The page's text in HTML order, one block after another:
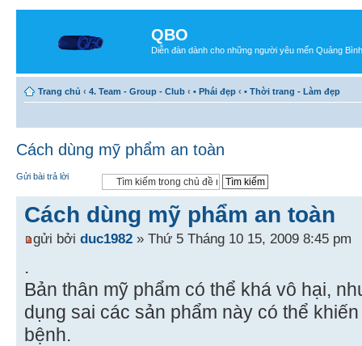
QBO
Diễn đàn dành cho những người yêu mến Quảng Bình
Trang chủ ‹ 4. Team - Group - Club ‹ • Phái đẹp ‹ • Thời trang - Làm đẹp
Cách dùng mỹ phẩm an toàn
Gửi bài trả lời
Cách dùng mỹ phẩm an toàn
gửi bởi duc1982 » Thứ 5 Tháng 10 15, 2009 8:45 pm
.
Bản thân mỹ phẩm có thể khá vô hại,
dụng sai các sản phẩm này có thể
bệnh.